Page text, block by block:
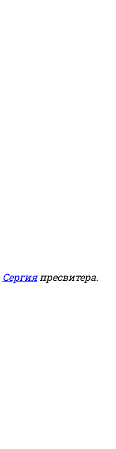
Сергияпресвитера.